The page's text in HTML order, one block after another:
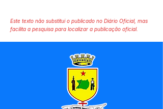
Este texto não substitui o publicado no Diário Oficial, mas
facilita a pesquisa para localizar a publicação oficial.